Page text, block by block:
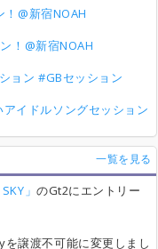
@新宿NOAH
！@新宿NOAH
ョン #GBセッション
アイドルソングセッション
一覧を見る
SKY」のGt2にエントリー
を譲渡不可能に変更しまし